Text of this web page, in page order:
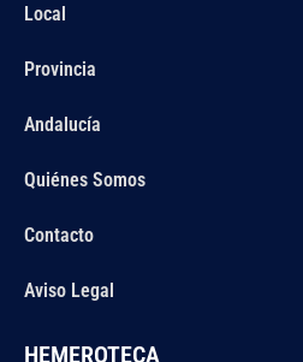
Local
Provincia
Andalucía
Quiénes Somos
Contacto
Aviso Legal
HEMEROTECA